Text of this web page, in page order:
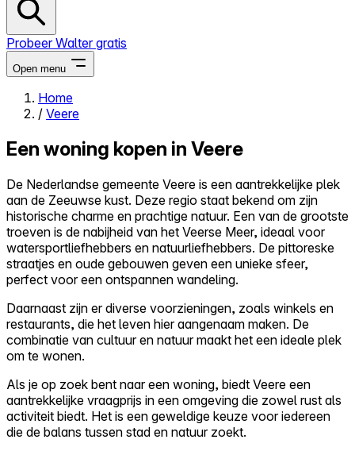
Probeer Walter gratis
Open menu
Close menu
Zelf kopen
Alles-in-één
Reviews
Prijzen
Log in
Probeer Walter gratis
Home
/ Veere
Een woning kopen in Veere
De Nederlandse gemeente Veere is een aantrekkelijke plek
aan de Zeeuwse kust. Deze regio staat bekend om zijn
historische charme en prachtige natuur. Een van de grootste
troeven is de nabijheid van het Veerse Meer, ideaal voor
watersportliefhebbers en natuurliefhebbers. De pittoreske
straatjes en oude gebouwen geven een unieke sfeer,
perfect voor een ontspannen wandeling.
Daarnaast zijn er diverse voorzieningen, zoals winkels en
restaurants, die het leven hier aangenaam maken. De
combinatie van cultuur en natuur maakt het een ideale plek
om te wonen.
Als je op zoek bent naar een woning, biedt Veere een
aantrekkelijke vraagprijs in een omgeving die zowel rust als
activiteit biedt. Het is een geweldige keuze voor iedereen
die de balans tussen stad en natuur zoekt.